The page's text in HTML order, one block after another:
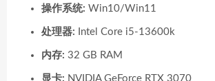
操作系统: Win10/Win11
处理器: Intel Core i5-13600k
内存: 32 GB RAM
显卡: NVIDIA GeForce RTX 3070